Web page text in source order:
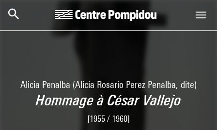
Alicia Penalba (Alicia Rosario Perez Penalba, dite)
Hommage à César Vallejo
[1955 / 1960]